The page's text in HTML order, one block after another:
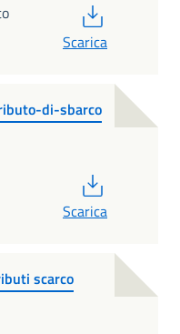
Scarica
di-sbarco
Scarica
scarco